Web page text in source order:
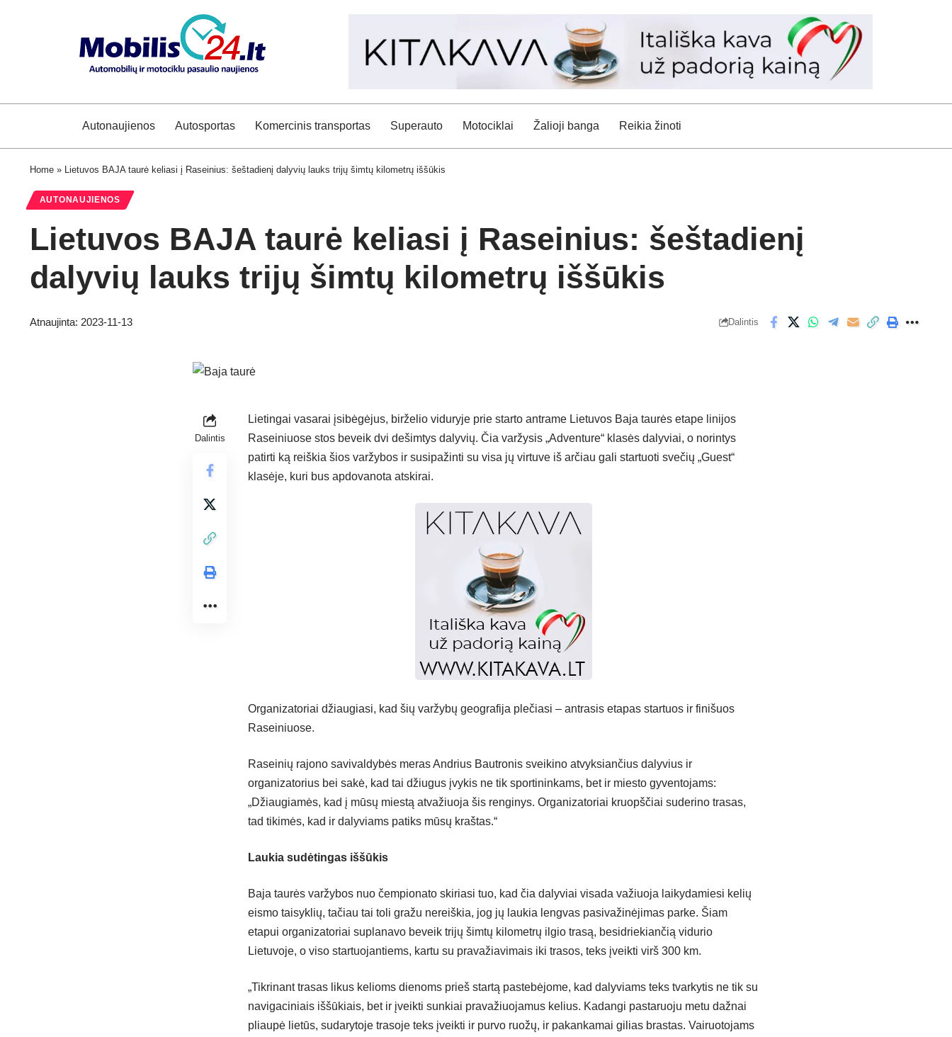
Autonaujienos Autosportas Komercinis transportas Superauto Motociklai Žalioji banga Reikia žinoti
Home » Lietuvos BAJA taurė keliasi į Raseinius: šeštadienį dalyvių lauks trijų šimtų kilometrų iššūkis
AUTONAUJIENOS
Lietuvos BAJA taurė keliasi į Raseinius: šeštadienį
dalyvių lauks trijų šimtų kilometrų iššūkis
Atnaujinta: 2023-11-13 Dalintis
Dalintis
Lietingai vasarai įsibėgėjus, birželio viduryje prie starto antrame Lietuvos Baja taurės etape linijos
Raseiniuose stos beveik dvi dešimtys dalyvių. Čia varžysis „Adventure“ klasės dalyviai, o norintys
patirti ką reiškia šios varžybos ir susipažinti su visa jų virtuve iš arčiau gali startuoti svečių „Guest“
klasėje, kuri bus apdovanota atskirai.
Organizatoriai džiaugiasi, kad šių varžybų geografija plečiasi – antrasis etapas startuos ir finišuos
Raseiniuose.
Raseinių rajono savivaldybės meras Andrius Bautronis sveikino atvyksiančius dalyvius ir
organizatorius bei sakė, kad tai džiugus įvykis ne tik sportininkams, bet ir miesto gyventojams:
„Džiaugiamės, kad į mūsų miestą atvažiuoja šis renginys. Organizatoriai kruopščiai suderino trasas,
tad tikimės, kad ir dalyviams patiks mūsų kraštas.“
Laukia sudėtingas iššūkis
Baja taurės varžybos nuo čempionato skiriasi tuo, kad čia dalyviai visada važiuoja laikydamiesi kelių
eismo taisyklių, tačiau tai toli gražu nereiškia, jog jų laukia lengvas pasivažinėjimas parke. Šiam
etapui organizatoriai suplanavo beveik trijų šimtų kilometrų ilgio trasą, besidriekiančią vidurio
Lietuvoje, o viso startuojantiems, kartu su pravažiavimais iki trasos, teks įveikti virš 300 km.
„Tikrinant trasas likus kelioms dienoms prieš startą pastebėjome, kad dalyviams teks tvarkytis ne tik su
navigaciniais iššūkiais, bet ir įveikti sunkiai pravažiuojamus kelius. Kadangi pastaruoju metu dažnai
pliaupė lietūs, sudarytoje trasoje teks įveikti ir purvo ruožų, ir pakankamai gilias brastas. Vairuotojams